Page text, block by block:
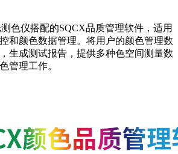
色仪搭配的SQCX品质管理软件，适用
和颜色数据管理。将用户的颜色管理数
生成测试报告，提供多种色空间测量数
管理工作。